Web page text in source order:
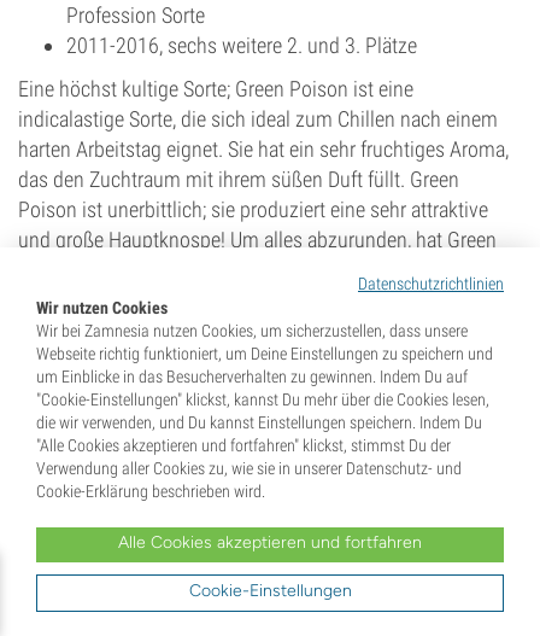
Profession Sorte
2011-2016, sechs weitere 2. und 3. Plätze
Eine höchst kultige Sorte; Green Poison ist eine
indicalastige Sorte, die sich ideal zum Chillen nach einem
harten Arbeitstag eignet. Sie hat ein sehr fruchtiges Aroma,
das den Zuchtraum mit ihrem süßen Duft füllt. Green
Poison ist unerbittlich; sie produziert eine sehr attraktive
und große Hauptknospe! Um alles abzurunden, hat Green
aber bis zu 650 g/m².
KAUFE GREEN POISON
Jack 47
Datenschutzrichtlinien
Wir nutzen Cookies
Wir bei Zamnesia nutzen Cookies, um sicherzustellen, dass unsere
Webseite richtig funktioniert, um Deine Einstellungen zu speichern und
um Einblicke in das Besucherverhalten zu gewinnen. Indem Du auf
"Cookie-Einstellungen" klickst, kannst Du mehr über die Cookies lesen,
die wir verwenden, und Du kannst Einstellungen speichern. Indem Du
"Alle Cookies akzeptieren und fortfahren" klickst, stimmst Du der
Verwendung aller Cookies zu, wie sie in unserer Datenschutz- und
Cookie-Erklärung beschrieben wird.
Alle Cookies akzeptieren und fortfahren
Cookie-Einstellungen